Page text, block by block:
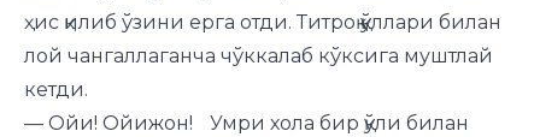
ҳис қилиб ўзини ерга отди. Титроқ қўллари билан
лой чангаллаганча чўккалаб кўксига муштлай
кетди.
— Ойи! Ойижон! Умри хола бир қўли билан